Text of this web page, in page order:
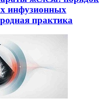
инфузионных
практика